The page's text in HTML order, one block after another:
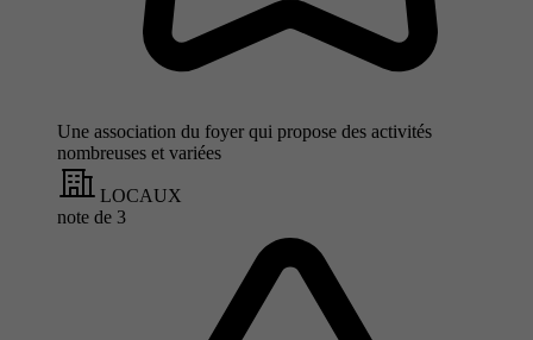
Une association du foyer qui propose des activités
nombreuses et variées
LOCAUX
note de 3